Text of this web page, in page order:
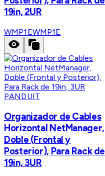
19in, 2UR
WMP1EWMP1E
PANDUIT
Organizador de Cables
Horizontal NetManager,
Doble (Frontal y
Posterior), Para Rack de
19in, 3UR